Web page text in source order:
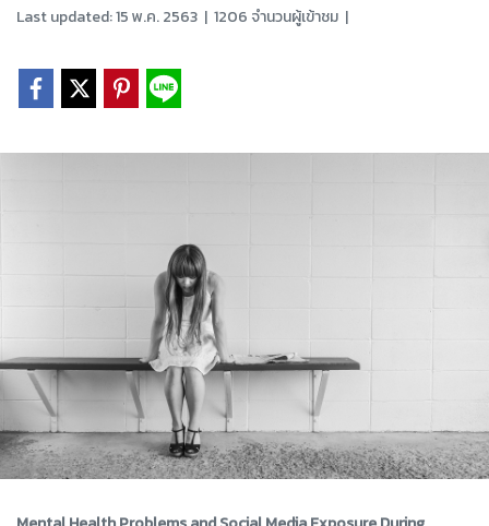
Last updated: 15 พ.ค. 2563 | 1206 จำนวนผู้เข้าชม |